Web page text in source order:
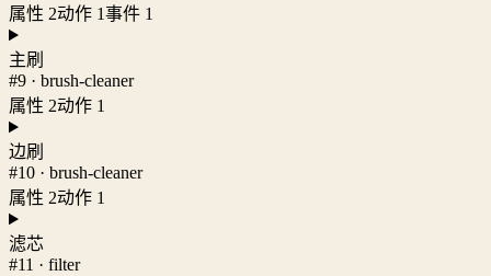
属性 2动作 1事件 1
主刷
#9 · brush-cleaner
属性 2动作 1
边刷
#10 · brush-cleaner
属性 2动作 1
滤芯
#11 · filter